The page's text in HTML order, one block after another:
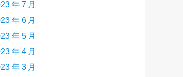
年 7 月
年 6 月
年 5 月
年 4 月
年 3 月